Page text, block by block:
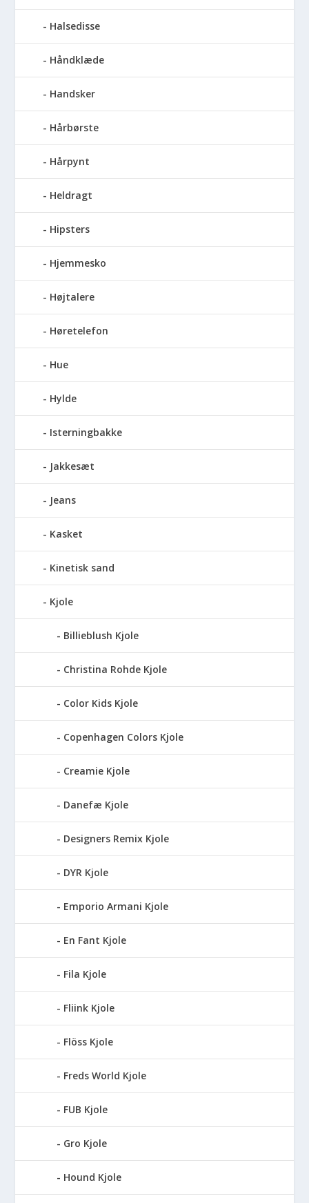
Halsedisse
Håndklæde
Handsker
Hårbørste
Hårpynt
Heldragt
Hipsters
Hjemmesko
Højtalere
Høretelefon
Hue
Hylde
Isterningbakke
Jakkesæt
Jeans
Kasket
Kinetisk sand
Kjole
Billieblush Kjole
Christina Rohde Kjole
Color Kids Kjole
Copenhagen Colors Kjole
Creamie Kjole
Danefæ Kjole
Designers Remix Kjole
DYR Kjole
Emporio Armani Kjole
En Fant Kjole
Fila Kjole
Fliink Kjole
Flöss Kjole
Freds World Kjole
FUB Kjole
Gro Kjole
Hound Kjole